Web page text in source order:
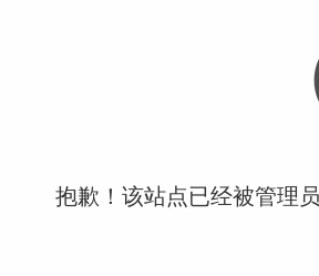
抱歉！该站点已经被管理